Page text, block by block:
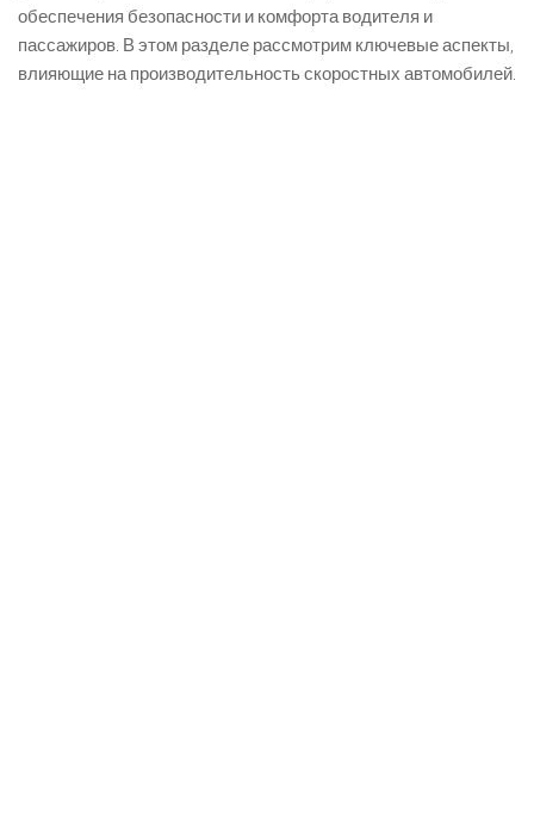
обеспечения безопасности и комфорта водителя и
пассажиров. В этом разделе рассмотрим ключевые аспекты,
влияющие на производительность скоростных автомобилей.